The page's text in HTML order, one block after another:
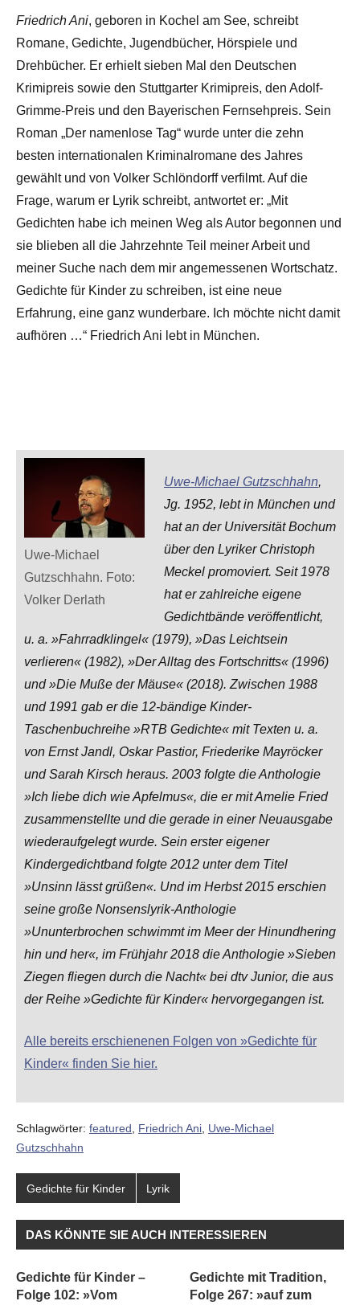
Friedrich Ani, geboren in Kochel am See, schreibt
Romane, Gedichte, Jugendbücher, Hörspiele und
Drehbücher. Er erhielt sieben Mal den Deutschen
Krimipreis sowie den Stuttgarter Krimipreis, den Adolf-
Grimme-Preis und den Bayerischen Fernsehpreis. Sein
Roman „Der namenlose Tag“ wurde unter die zehn
besten internationalen Kriminalromane des Jahres
gewählt und von Volker Schlöndorff verfilmt. Auf die
Frage, warum er Lyrik schreibt, antwortet er: „Mit
Gedichten habe ich meinen Weg als Autor begonnen und
sie blieben all die Jahrzehnte Teil meiner Arbeit und
meiner Suche nach dem mir angemessenen Wortschatz.
Gedichte für Kinder zu schreiben, ist eine neue
Erfahrung, eine ganz wunderbare. Ich möchte nicht damit
aufhören …“ Friedrich Ani lebt in München.
Uwe-Michael
Gutzschhahn. Foto:
Volker Derlath
Uwe-Michael Gutzschhahn,
Jg. 1952, lebt in München und
hat an der Universität Bochum
über den Lyriker Christoph
Meckel promoviert. Seit 1978
hat er zahlreiche eigene
Gedichtbände veröffentlicht,
u. a. »Fahrradklingel« (1979), »Das Leichtsein
verlieren« (1982), »Der Alltag des Fortschritts« (1996)
und »Die Muße der Mäuse« (2018). Zwischen 1988
und 1991 gab er die 12-bändige Kinder-
Taschenbuchreihe »RTB Gedichte« mit Texten u. a.
von Ernst Jandl, Oskar Pastior, Friederike Mayröcker
und Sarah Kirsch heraus. 2003 folgte die Anthologie
»Ich liebe dich wie Apfelmus«, die er mit Amelie Fried
zusammenstellte und die gerade in einer Neuausgabe
wiederaufgelegt wurde. Sein erster eigener
Kindergedichtband folgte 2012 unter dem Titel
»Unsinn lässt grüßen«. Und im Herbst 2015 erschien
seine große Nonsenslyrik-Anthologie
»Ununterbrochen schwimmt im Meer der Hinundhering
hin und her«, im Frühjahr 2018 die Anthologie »Sieben
Ziegen fliegen durch die Nacht« bei dtv Junior, die aus
der Reihe »Gedichte für Kinder« hervorgegangen ist.
Alle bereits erschienenen Folgen von »Gedichte für
Kinder« finden Sie hier.
Schlagwörter: featured, Friedrich Ani, Uwe-Michael
Gutzschhahn
Gedichte für Kinder Lyrik
DAS KÖNNTE SIE AUCH INTERESSIEREN
Gedichte für Kinder –
Folge 102: »Vom
Gedichte mit Tradition,
Folge 267: »auf zum